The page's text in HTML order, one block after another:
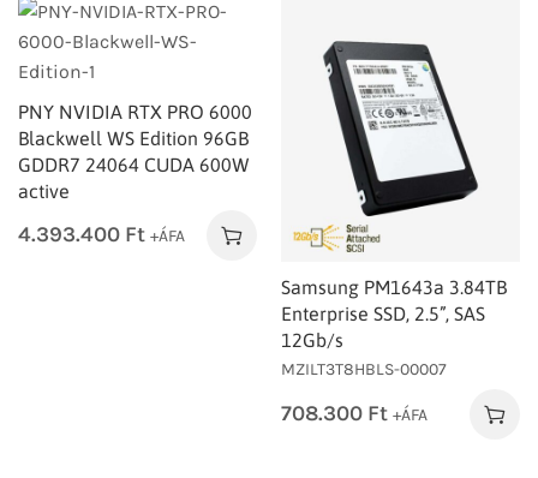
PNY NVIDIA RTX PRO 6000
Blackwell WS Edition 96GB
GDDR7 24064 CUDA 600W
active
4.393.400 Ft +ÁFA
Samsung PM1643a 3.84TB
Enterprise SSD, 2.5”, SAS
12Gb/s
MZILT3T8HBLS-00007
708.300 Ft +ÁFA